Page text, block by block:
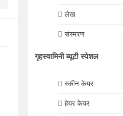
लेख
संस्मरण
गृहस्वामिनी ब्यूटी स्पेशल
स्कीन केयर
हेयर केयर